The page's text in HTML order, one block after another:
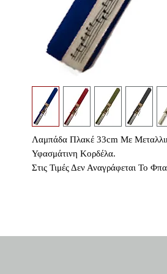
Λαμπάδα Πλακέ 33cm Με
Υφασμάτινη Κορδέλα.
Στις Τιμές Δεν Αναγράφεται Το